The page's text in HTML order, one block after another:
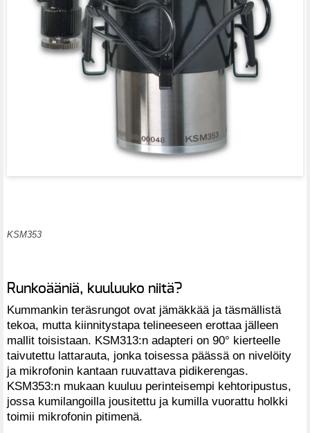
KSM353
Runkoääniä, kuuluuko niitä?
Kummankin teräsrungot ovat jämäkkää ja täsmällistä
tekoa, mutta kiinnitystapa telineeseen erottaa jälleen
mallit toisistaan. KSM313:n adapteri on 90° kierteelle
taivutettu lattarauta, jonka toisessa päässä on nivelöity
ja mikrofonin kantaan ruuvattava pidikerengas.
KSM353:n mukaan kuuluu perinteisempi kehtoripustus,
jossa kumilangoilla jousitettu ja kumilla vuorattu holkki
toimii mikrofonin pitimenä.